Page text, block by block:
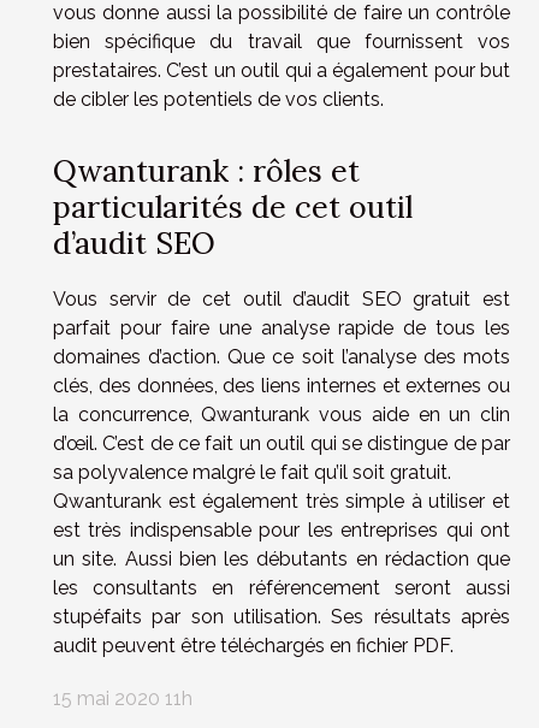
vous donne aussi la possibilité de faire un contrôle
bien spécifique du travail que fournissent vos
prestataires. C’est un outil qui a également pour but
de cibler les potentiels de vos clients.
Qwanturank : rôles et
particularités de cet outil
d’audit SEO
Vous servir de cet outil d’audit SEO gratuit est
parfait pour faire une analyse rapide de tous les
domaines d’action. Que ce soit l’analyse des mots
clés, des données, des liens internes et externes ou
la concurrence, Qwanturank vous aide en un clin
d’œil. C’est de ce fait un outil qui se distingue de par
sa polyvalence malgré le fait qu’il soit gratuit.
Qwanturank est également très simple à utiliser et
est très indispensable pour les entreprises qui ont
un site. Aussi bien les débutants en rédaction que
les consultants en référencement seront aussi
stupéfaits par son utilisation. Ses résultats après
audit peuvent être téléchargés en fichier PDF.
15 mai 2020 11h